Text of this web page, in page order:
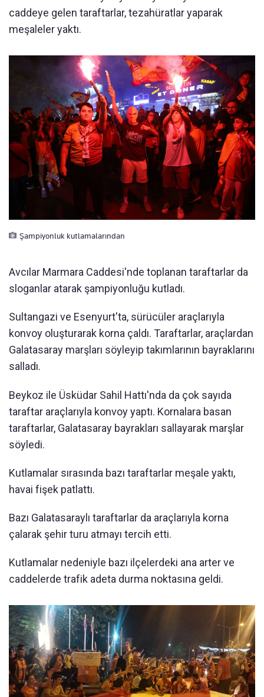
caddeye gelen taraftarlar, tezahüratlar yaparak
meşaleler yaktı.
Şampiyonluk kutlamalarından
Avcılar Marmara Caddesi'nde toplanan taraftarlar da
sloganlar atarak şampiyonluğu kutladı.
Sultangazi ve Esenyurt'ta, sürücüler araçlarıyla
konvoy oluşturarak korna çaldı. Taraftarlar, araçlardan
Galatasaray marşları söyleyip takımlarının bayraklarını
salladı.
Beykoz ile Üsküdar Sahil Hattı'nda da çok sayıda
taraftar araçlarıyla konvoy yaptı. Kornalara basan
taraftarlar, Galatasaray bayrakları sallayarak marşlar
söyledi.
Kutlamalar sırasında bazı taraftarlar meşale yaktı,
havai fişek patlattı.
Bazı Galatasaraylı taraftarlar da araçlarıyla korna
çalarak şehir turu atmayı tercih etti.
Kutlamalar nedeniyle bazı ilçelerdeki ana arter ve
caddelerde trafik adeta durma noktasına geldi.